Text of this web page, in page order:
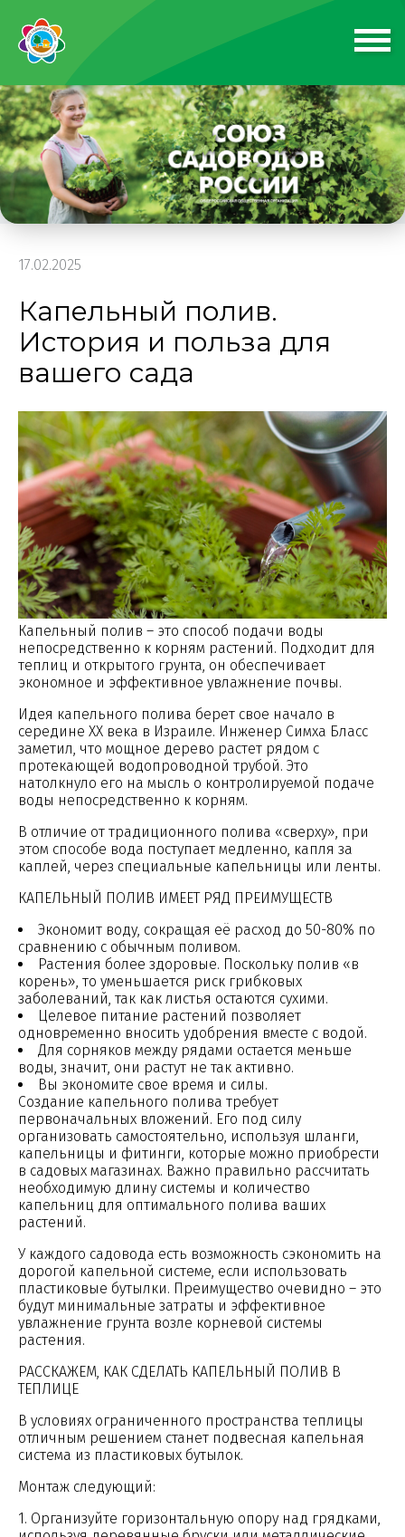
17.02.2025
Капельный полив.
История и польза для
вашего сада
Капельный полив – это способ подачи воды
непосредственно к корням растений. Подходит для
теплиц и открытого грунта, он обеспечивает
экономное и эффективное увлажнение почвы.
Идея капельного полива берет свое начало в
середине XX века в Израиле. Инженер Симха Бласс
заметил, что мощное дерево растет рядом с
протекающей водопроводной трубой. Это
натолкнуло его на мысль о контролируемой подаче
воды непосредственно к корням.
В отличие от традиционного полива «сверху», при
этом способе вода поступает медленно, капля за
каплей, через специальные капельницы или ленты.
КАПЕЛЬНЫЙ ПОЛИВ ИМЕЕТ РЯД ПРЕИМУЩЕСТВ
Экономит воду, сокращая её расход до 50-80% по
сравнению с обычным поливом.
Растения более здоровые. Поскольку полив «в
корень», то уменьшается риск грибковых
заболеваний, так как листья остаются сухими.
Целевое питание растений позволяет
одновременно вносить удобрения вместе с водой.
Для сорняков между рядами остается меньше
воды, значит, они растут не так активно.
Вы экономите свое время и силы.
Создание капельного полива требует
первоначальных вложений. Его под силу
организовать самостоятельно, используя шланги,
капельницы и фитинги, которые можно приобрести
в садовых магазинах. Важно правильно рассчитать
необходимую длину системы и количество
капельниц для оптимального полива ваших
растений.
У каждого садовода есть возможность сэкономить на
дорогой капельной системе, если использовать
пластиковые бутылки. Преимущество очевидно – это
будут минимальные затраты и эффективное
увлажнение грунта возле корневой системы
растения.
РАССКАЖЕМ, КАК СДЕЛАТЬ КАПЕЛЬНЫЙ ПОЛИВ В
ТЕПЛИЦЕ
В условиях ограниченного пространства теплицы
отличным решением станет подвесная капельная
система из пластиковых бутылок.
Монтаж следующий:
1. Организуйте горизонтальную опору над грядками,